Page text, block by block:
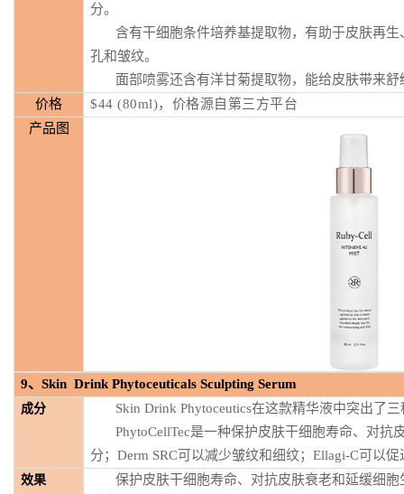
分。
含有干细胞条件培养基提取物，有助于皮肤再
孔和皱纹。
面部喷雾还含有洋甘菊提取物，能给皮肤带来舒
价格
$44 (80ml)， 价格源自第三方平台
产品图
9、 Skin Drink Phytoceuticals Sculpting Serum
成分
Skin Drink Phytoceutics在这款精华液中突出了
PhytoCellTec是一种保护皮肤干细胞寿命、对抗
分；Derm SRC可以减少皱纹和细纹；Ellagi-C可以
效果
保护皮肤干细胞寿命、对抗皮肤衰老和延缓细